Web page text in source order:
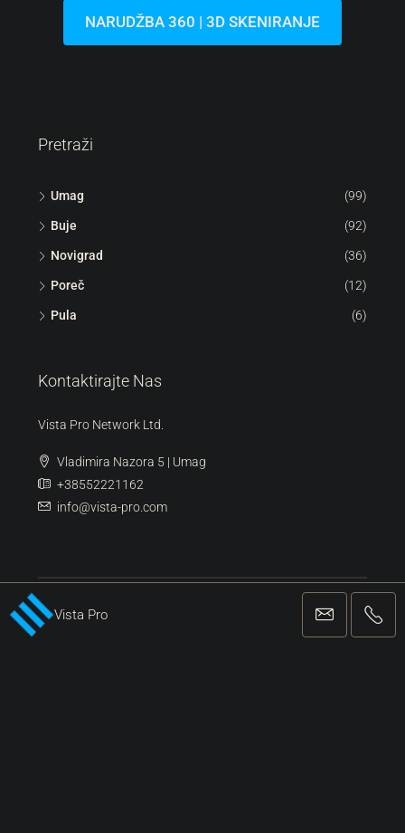
NARUDŽBA 360 | 3D SKENIRANJE
Vista Pro
Pretraži
Umag (99)
Buje (92)
Novigrad (36)
Poreč (12)
Pula (6)
Kontaktirajte Nas
Vista Pro Network Ltd.
Vladimira Nazora 5 | Umag
+38552221162
info@vista-pro.com